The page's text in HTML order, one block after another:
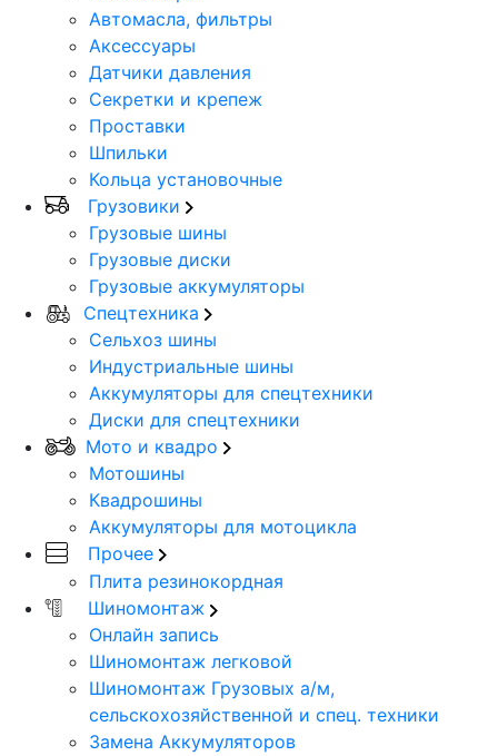
Автомасла, фильтры
Аксессуары
Датчики давления
Секретки и крепеж
Проставки
Шпильки
Кольца установочные
Грузовики
Грузовые шины
Грузовые диски
Грузовые аккумуляторы
Спецтехника
Сельхоз шины
Индустриальные шины
Аккумуляторы для спецтехники
Диски для спецтехники
Мото и квадро
Мотошины
Квадрошины
Аккумуляторы для мотоцикла
Прочее
Плита резинокордная
Шиномонтаж
Онлайн запись
Шиномонтаж легковой
Шиномонтаж Грузовых а/м,
сельскохозяйственной и спец. техники
Замена Аккумуляторов